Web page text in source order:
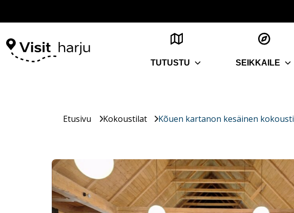
TUTUSTU SEIKKAILE
Etusivu Kokoustilat Kõuen kartanon kesäinen